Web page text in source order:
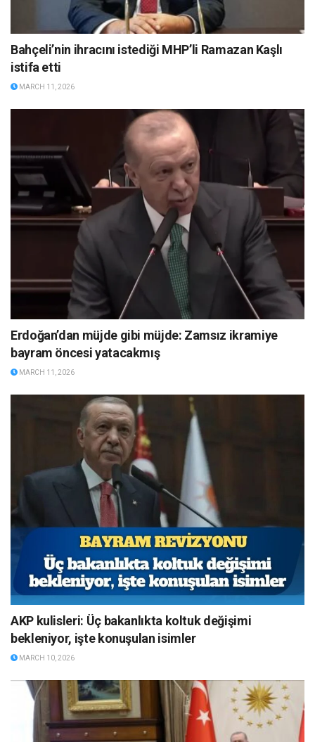
Bahçeli’nin ihracını istediği MHP’li Ramazan Kaşlı
istifa etti
MARCH 11, 2026
Erdoğan’dan müjde gibi müjde: Zamsız ikramiye
bayram öncesi yatacakmış
MARCH 11, 2026
AKP kulisleri: Üç bakanlıkta koltuk değişimi
bekleniyor, işte konuşulan isimler
MARCH 10, 2026